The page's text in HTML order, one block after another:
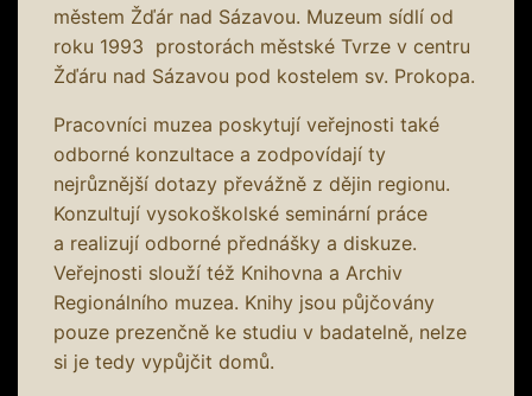
městem Žďár nad Sázavou. Muzeum sídlí od
roku 1993 prostorách městské Tvrze v centru
Žďáru nad Sázavou pod kostelem sv. Prokopa.
Pracovníci muzea poskytují veřejnosti také
odborné konzultace a zodpovídají ty
nejrůznější dotazy převážně z dějin regionu.
Konzultují vysokoškolské seminární práce
a realizují odborné přednášky a diskuze.
Veřejnosti slouží též Knihovna a Archiv
Regionálního muzea. Knihy jsou půjčovány
pouze prezenčně ke studiu v badatelně, nelze
si je tedy vypůjčit domů.